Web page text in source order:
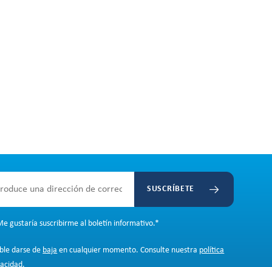
SUSCRÍBETE
gustaría suscribirme al boletín informativo.*
darse de baja en cualquier momento. Consulte nuestra política
.